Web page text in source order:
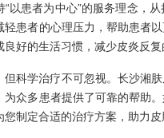
“以患者为中心”的服务理念，
轻患者的心理压力，帮助患者
好的生活习惯，减少皮炎反复
但科学治疗不可忽视。长沙湘
为众多患者提供了可靠的帮助
制定合适的治疗方案，助力皮